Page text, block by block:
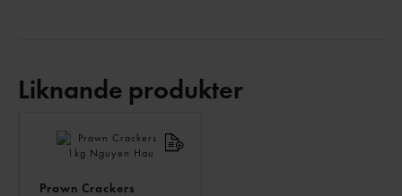
Liknande produkter
Prawn Crackers